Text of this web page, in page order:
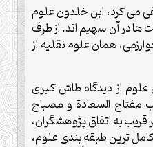
مى كرد، ابن خلدون علوم
در آن سهيم اند. از طرف
همان علوم نقليه از
از ديدگاه طاش كبرى
مفتاح السعادة و مصباح
به اتفاق پژوهشگران،
ترين طبقه بندى علوم،